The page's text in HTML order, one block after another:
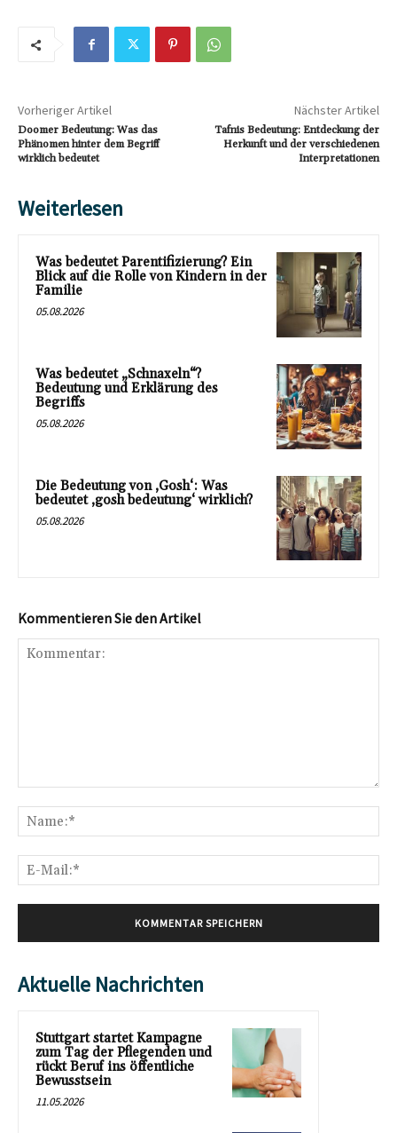
Vorheriger Artikel
Doomer Bedeutung: Was das
Phänomen hinter dem Begriff
wirklich bedeutet
Nächster Artikel
Tafnis Bedeutung: Entdeckung der
Herkunft und der verschiedenen
Interpretationen
Weiterlesen
Was bedeutet Parentifizierung? Ein
Blick auf die Rolle von Kindern in der
Familie
05.08.2026
Was bedeutet „Schnaxeln“?
Bedeutung und Erklärung des
Begriffs
05.08.2026
Die Bedeutung von ‚Gosh‘: Was
bedeutet ‚gosh bedeutung‘ wirklich?
05.08.2026
Kommentieren Sie den Artikel
Aktuelle Nachrichten
Stuttgart startet Kampagne
zum Tag der Pflegenden und
rückt Beruf ins öffentliche
Bewusstsein
11.05.2026